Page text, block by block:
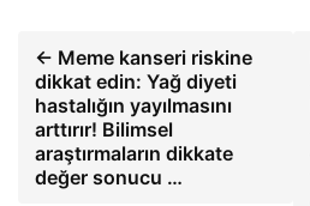
← Meme kanseri riskine
dikkat edin: Yağ diyeti
hastalığın yayılmasını
arttırır! Bilimsel
araştırmaların dikkate
değer sonucu …